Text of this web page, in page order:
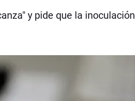
y pide que la inoculación